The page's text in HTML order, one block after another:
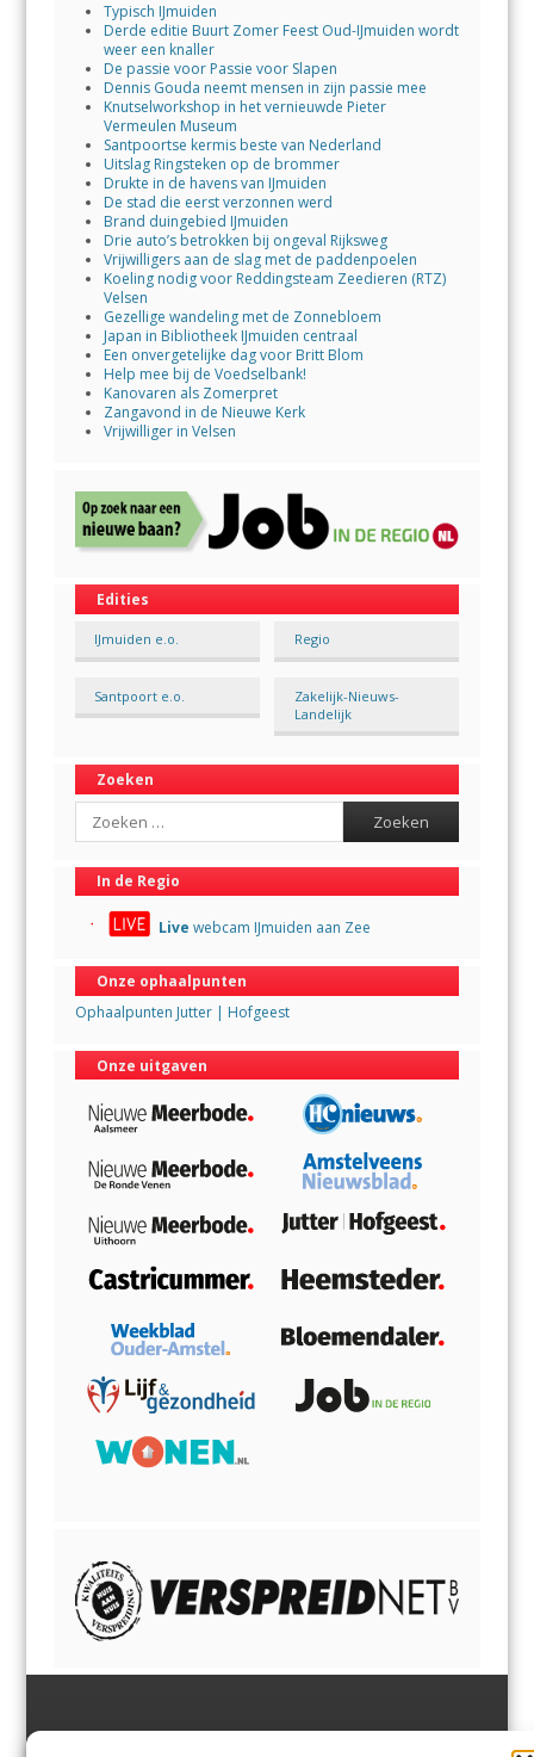
Typisch IJmuiden
Derde editie Buurt Zomer Feest Oud-IJmuiden wordt
weer een knaller
De passie voor Passie voor Slapen
Dennis Gouda neemt mensen in zijn passie mee
Knutselworkshop in het vernieuwde Pieter
Vermeulen Museum
Santpoortse kermis beste van Nederland
Uitslag Ringsteken op de brommer
Drukte in de havens van IJmuiden
De stad die eerst verzonnen werd
Brand duingebied IJmuiden
Drie auto’s betrokken bij ongeval Rijksweg
Vrijwilligers aan de slag met de paddenpoelen
Koeling nodig voor Reddingsteam Zeedieren (RTZ)
Velsen
Gezellige wandeling met de Zonnebloem
Japan in Bibliotheek IJmuiden centraal
Een onvergetelijke dag voor Britt Blom
Help mee bij de Voedselbank!
Kanovaren als Zomerpret
Zangavond in de Nieuwe Kerk
Vrijwilliger in Velsen
Edities
IJmuiden e.o. Regio
Santpoort e.o.
Zakelijk-Nieuws-
Landelijk
Zoeken
Search
In de Regio
Live webcam IJmuiden aan Zee
Onze ophaalpunten
Ophaalpunten Jutter | Hofgeest
Onze uitgaven